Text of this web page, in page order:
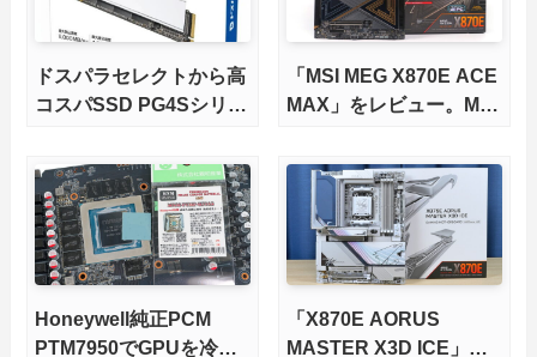
ドスパラセレクトから高
コスパSSD PG4Sシリー
「MSI MEG X870E ACE
MAX」をレビュー。M.2
版X870Eマザーボードを
徹底検証
Honeywell純正PCM
PTM7950でGPUを冷や
「X870E AORUS
MASTER X3D ICE」を